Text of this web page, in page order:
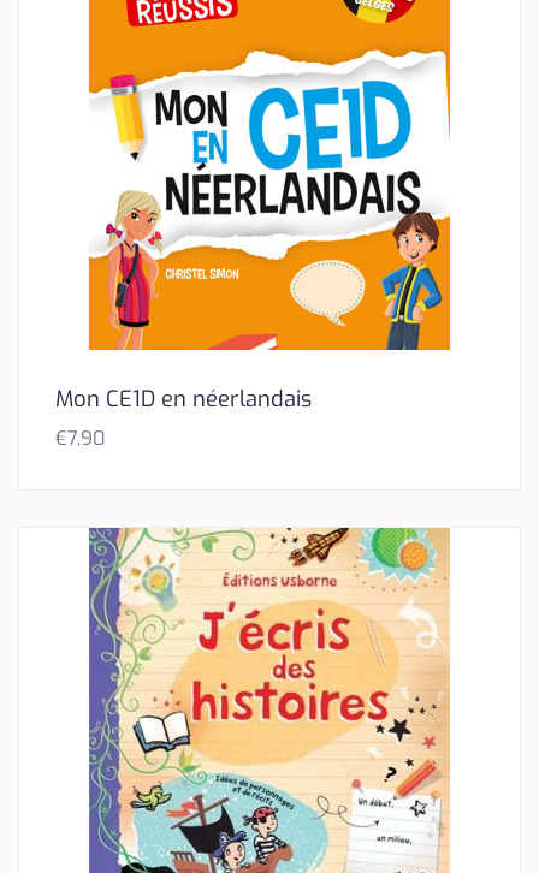
Mon CE1D en néerlandais
€7,90